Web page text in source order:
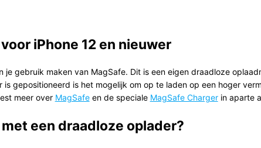
iPhone 12 en nieuwer
je gebruik maken van MagSafe. Dit is een eigen draadloze
is gepositioneerd is het mogelijk om op te laden op een hoger
meer over MagSafe en de speciale MagSafe Charger in aparte
een draadloze oplader?